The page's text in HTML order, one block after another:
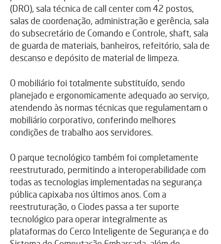
(DRO), sala técnica de call center com 42 postos,
salas de coordenação, administração e gerência, sala
do subsecretário de Comando e Controle, shaft, sala
de guarda de materiais, banheiros, refeitório, sala de
descanso e depósito de material de limpeza.
O mobiliário foi totalmente substituído, sendo
planejado e ergonomicamente adequado ao serviço,
atendendo às normas técnicas que regulamentam o
mobiliário corporativo, conferindo melhores
condições de trabalho aos servidores.
O parque tecnológico também foi completamente
reestruturado, permitindo a interoperabilidade com
todas as tecnologias implementadas na segurança
pública capixaba nos últimos anos. Com a
reestruturação, o Ciodes passa a ter suporte
tecnológico para operar integralmente as
plataformas do Cerco Inteligente de Segurança e do